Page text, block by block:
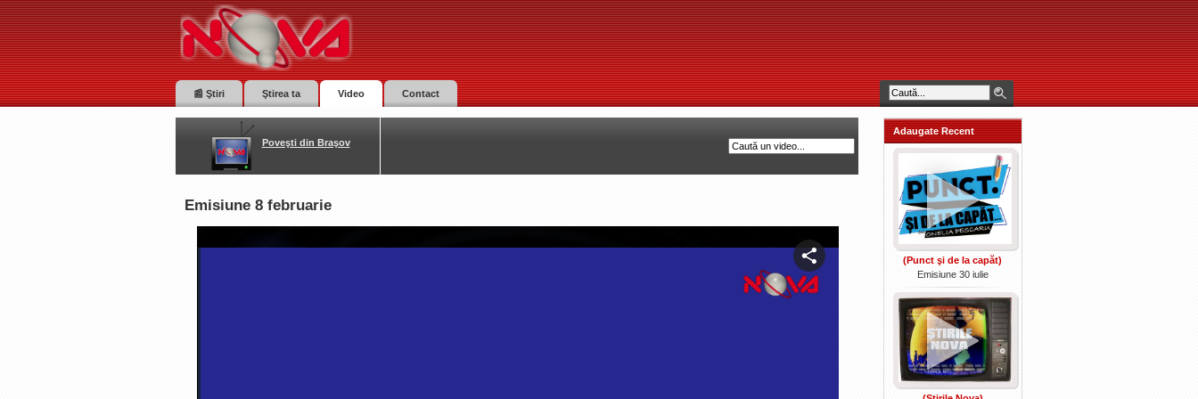
📰 Ştiri Ştirea ta Video Contact
Poveşti din Braşov
Emisiune 8 februarie
Adaugate Recent
(Punct şi de la capăt)
Emisiune 30 iulie